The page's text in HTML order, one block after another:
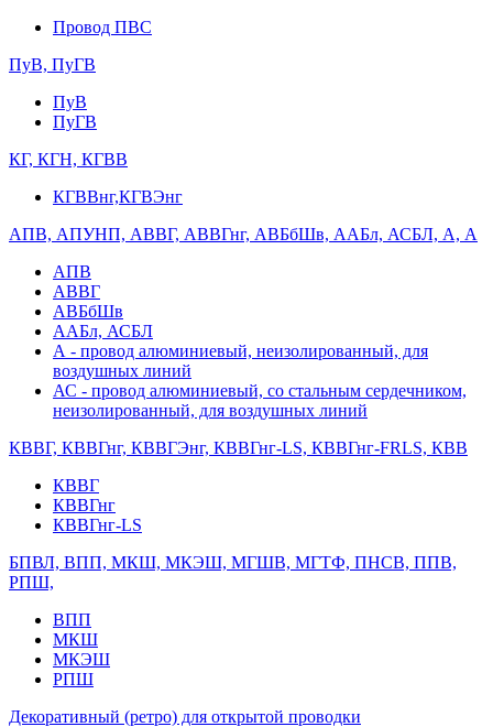
Провод ПВС
ПуВ, ПуГВ
ПуВ
ПуГВ
КГ, КГН, КГВВ
КГВВнг,КГВЭнг
АПВ, АПУНП, АВВГ, АВВГнг, АВБбШв, ААБл, АСБЛ, А, А
АПВ
АВВГ
АВБбШв
ААБл, АСБЛ
А - провод алюминиевый, неизолированный, для
воздушных линий
АС - провод алюминиевый, со стальным сердечником,
неизолированный, для воздушных линий
КВВГ, КВВГнг, КВВГЭнг, КВВГнг-LS, КВВГнг-FRLS, КВВ
КВВГ
КВВГнг
КВВГнг-LS
БПВЛ, ВПП, МКШ, МКЭШ, МГШВ, МГТФ, ПНСВ, ППВ,
РПШ,
ВПП
МКШ
МКЭШ
РПШ
Декоративный (ретро) для открытой проводки